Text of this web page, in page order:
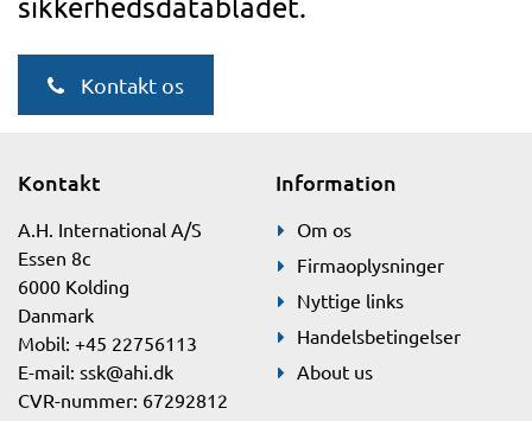
Kontakt os
Kontakt
A.H. International A/S
Essen 8c
6000 Kolding
Danmark
Mobil: +45 22756113
E-mail: ssk@ahi.dk
CVR-nummer: 67292812
Information
Om os
Firmaoplysninger
Nyttige links
Handelsbetingelser
About us